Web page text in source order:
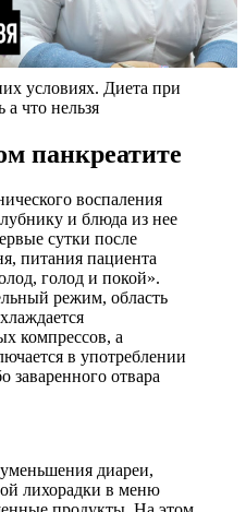
условиях. Диета при
что нельзя
панкреатите
воспаления
и блюда из нее
сутки после
питания пациента
голод и покой».
режим, область
компрессов, а
в употреблении
заваренного отвара
диареи,
лихорадки в меню